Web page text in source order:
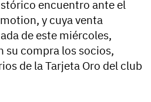
encuentro ante el
y cuya venta
de este miércoles,
su compra los socios,
de la Tarjeta Oro del club